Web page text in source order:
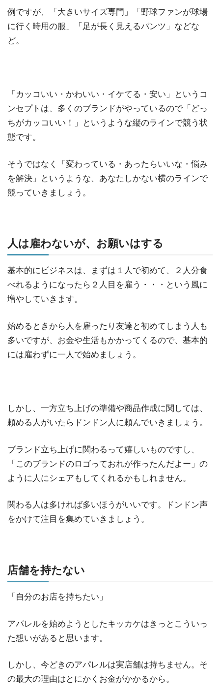
例ですが、「大きいサイズ専門」「野球ファンが球場
に行く時用の服」「足が長く見えるパンツ」などな
ど。
「カッコいい・かわいい・イケてる・安い」というコ
ンセプトは、多くのブランドがやっているので「どっ
ちがカッコいい！」というような縦のラインで競う状
態です。
そうではなく「変わっている・あったらいいな・悩み
を解決」というような、あなたしかない横のラインで
競っていきましょう。
人は雇わないが、お願いはする
基本的にビジネスは、まずは１人で初めて、２人分食
べれるようになったら２人目を雇う・・・という風に
増やしていきます。
始めるときから人を雇ったり友達と初めてしまう人も
多いですが、お金や生活もかかってくるので、基本的
には雇わずに一人で始めましょう。
しかし、一方立ち上げの準備や商品作成に関しては、
頼める人がいたらドンドン人に頼んでいきましょう。
ブランド立ち上げに関わるって嬉しいものですし、
「このブランドのロゴっておれが作ったんだよー」の
ように人にシェアもしてくれるかもしれません。
関わる人は多ければ多いほうがいいです。ドンドン声
をかけて注目を集めていきましょう。
店舗を持たない
「自分のお店を持ちたい」
アパレルを始めようとしたキッカケはきっとこういっ
た想いがあると思います。
しかし、今どきのアパレルは実店舗は持ちません。そ
の最大の理由はとにかくお金がかかるから。